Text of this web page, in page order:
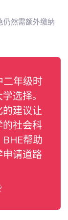
仍然需额外缴纳
二年级时
选择。
建议让
的社会科
帮助
申请道路